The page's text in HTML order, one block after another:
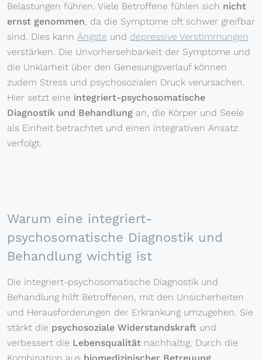
Belastungen führen. Viele Betroffene fühlen sich nicht
ernst genommen, da die Symptome oft schwer greifbar
sind. Dies kann Ängste und depressive Verstimmungen
verstärken. Die Unvorhersehbarkeit der Symptome und
die Unklarheit über den Genesungsverlauf können
zudem Stress und psychosozialen Druck verursachen.
Hier setzt eine integriert-psychosomatische
Diagnostik und Behandlung an, die Körper und Seele
als Einheit betrachtet und einen integrativen Ansatz
verfolgt.
Warum eine integriert-
psychosomatische Diagnostik und
Behandlung wichtig ist
Die integriert-psychosomatische Diagnostik und
Behandlung hilft Betroffenen, mit den Unsicherheiten
und Herausforderungen der Erkrankung umzugehen. Sie
stärkt die psychosoziale Widerstandskraft und
verbessert die Lebensqualität nachhaltig. Durch die